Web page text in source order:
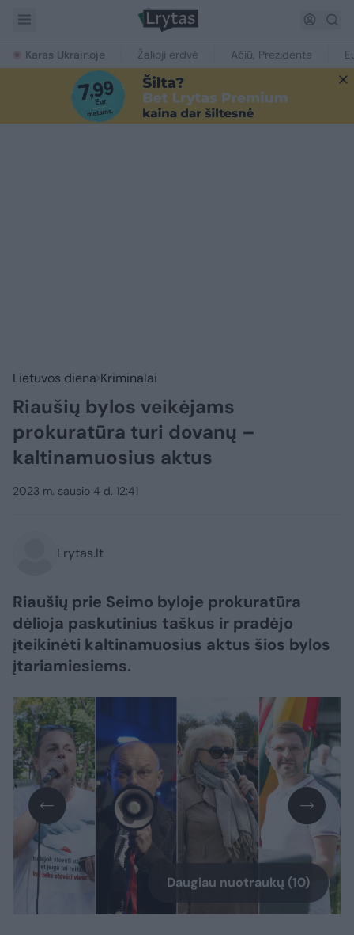
Karas Ukrainoje Žalioji erdvė Ačiū, Prezidente
Lietuvos diena Kriminalai
Riaušių bylos veikėjams
prokuratūra turi dovanų –
kaltinamuosius aktus
2023 m. sausio 4 d. 12:41
Lrytas.lt
Riaušių prie Seimo byloje prokuratūra
dėlioja paskutinius taškus ir pradėjo
įteikinėti kaltinamuosius aktus šios bylos
įtariamiesiems.
Daugiau nuotraukų (10)